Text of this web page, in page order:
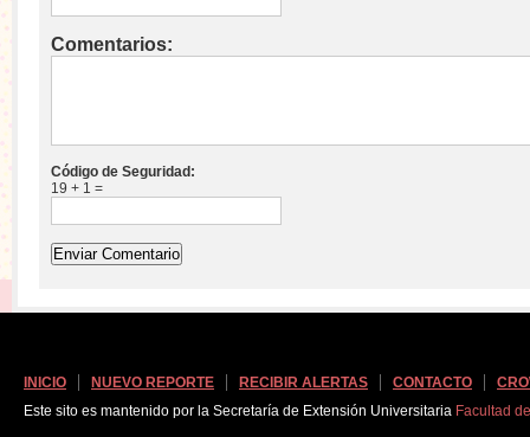
Comentarios:
Código de Seguridad:
19 + 1 =
INICIO NUEVO REPORTE RECIBIR ALERTAS CONTACTO
Este sito es mantenido por la Secretaría de Extensión Universitaria Facultad